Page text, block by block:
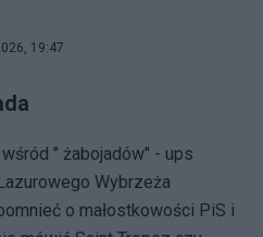
19:47
" żabojadów" - ups
Wybrzeża
o małostkowości PiS i